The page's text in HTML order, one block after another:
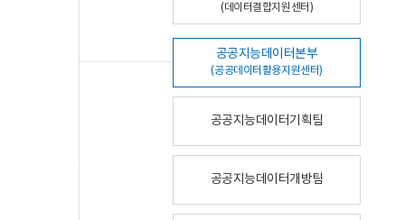
(데이터결합지원센터)
공공지능데이터본부
(공공데이터활용지원센터)
공공지능데이터기획팀
공공지능데이터개방팀